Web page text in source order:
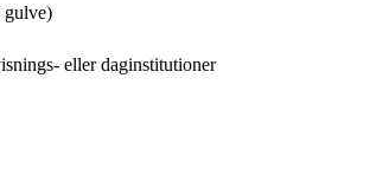
gulve)
eller daginstitutioner